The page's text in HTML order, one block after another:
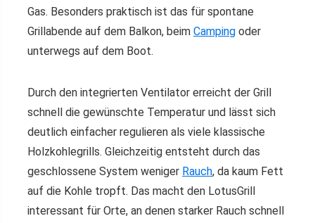
Gas. Besonders praktisch ist das für spontane
Grillabende auf dem Balkon, beim Camping oder
unterwegs auf dem Boot.
Durch den integrierten Ventilator erreicht der Grill
schnell die gewünschte Temperatur und lässt sich
deutlich einfacher regulieren als viele klassische
Holzkohlegrills. Gleichzeitig entsteht durch das
geschlossene System weniger Rauch, da kaum Fett
auf die Kohle tropft. Das macht den LotusGrill
interessant für Orte, an denen starker Rauch schnell